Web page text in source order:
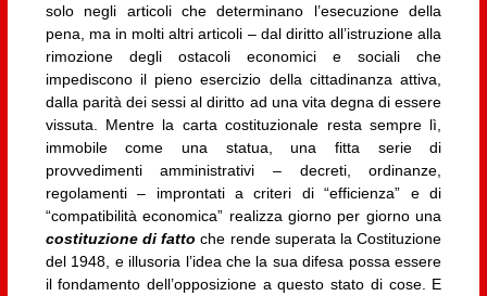
solo negli articoli che determinano l’esecuzione della
pena, ma in molti altri articoli – dal diritto all’istruzione alla
rimozione degli ostacoli economici e sociali che
impediscono il pieno esercizio della cittadinanza attiva,
dalla parità dei sessi al diritto ad una vita degna di essere
vissuta. Mentre la carta costituzionale resta sempre lì,
immobile come una statua, una fitta serie di
provvedimenti amministrativi – decreti, ordinanze,
regolamenti – improntati a criteri di “efficienza” e di
“compatibilità economica” realizza giorno per giorno una
costituzione di fatto che rende superata la Costituzione
del 1948, e illusoria l’idea che la sua difesa possa essere
il fondamento dell’opposizione a questo stato di cose. E